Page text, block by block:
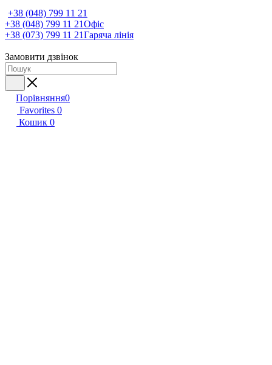
+38 (048) 799 11 21
+38 (048) 799 11 21Офіс
+38 (073) 799 11 21Гаряча лінія
Замовити дзвінок
Порівняння0
Favorites 0
Кошик 0